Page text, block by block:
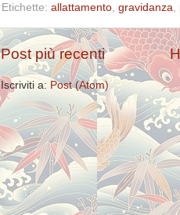
Etichette: allattamento gravidanza
Post più recenti
Iscriviti a: Post (Atom)